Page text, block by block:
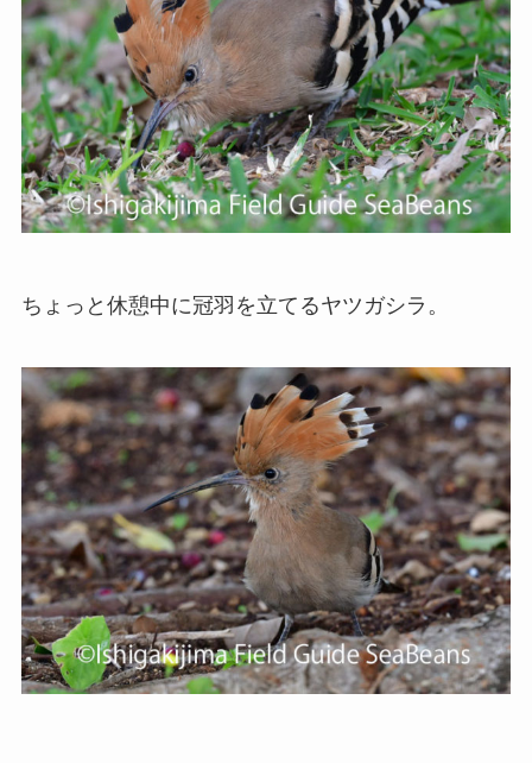
ちょっと休憩中に冠羽を立てるヤツガシラ。